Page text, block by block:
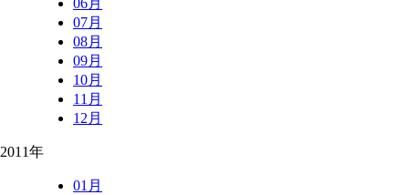
07月
08月
09月
10月
11月
12月
2011年
01月